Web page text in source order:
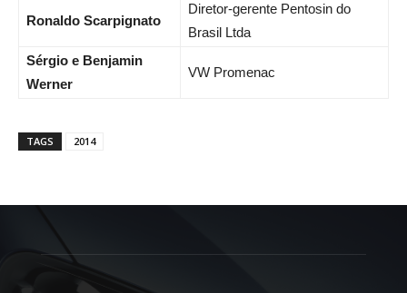
Ronaldo Scarpignato
Diretor-gerente Pentosin do
Brasil Ltda
Sérgio e Benjamin
Werner
VW Promenac
TAGS 2014